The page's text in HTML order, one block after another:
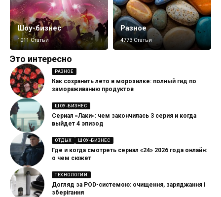
Шоу-бизнес
1011 Статьи
Разное
4773 Статьи
Это интересно
РАЗНОЕ
Как сохранить лето в морозилке: полный гид по
замораживанию продуктов
ШОУ-БИЗНЕС
Сериал «Лаки»: чем закончилась 3 серия и когда
выйдет 4 эпизод
ОТДЫХ ШОУ-БИЗНЕС
Где и когда смотреть сериал «24» 2026 года онлайн:
о чем сюжет
ТЕХНОЛОГИИ
Догляд за POD-системою: очищення, заряджання і
зберігання